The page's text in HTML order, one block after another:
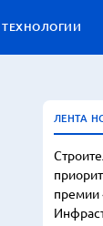
ТЕХНОЛОГИИ
ЛЕНТА
премии